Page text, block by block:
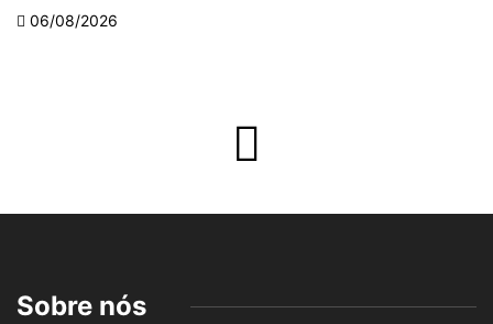
06/08/2026
Sobre nós